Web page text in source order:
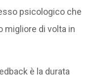
psicologico che
migliore di volta in
è la durata